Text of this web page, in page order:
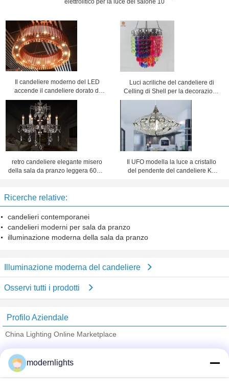
elettrolitico per la luce del salone 10
Il candeliere moderno del LED
accende il candeliere dorato di
Rosa per la decorazione dell'hotel
Luci acriliche del candeliere di
Celling di Shell per la decorazione
di nozze & della stanza
retro candeliere elegante misero
della sala da pranzo leggera 600W
Il UFO modella la luce a cristallo
del pendente del candeliere K9
Ricerche relative:
candelieri contemporanei
candelieri moderni per sala da pranzo
illuminazione moderna della sala da pranzo
Illuminazione moderna del candeliere
Osservi tutti i prodotti
Profilo Aziendale
China Lighting Online Marketplace
Trust Seal
Verified Suplier
modernlights